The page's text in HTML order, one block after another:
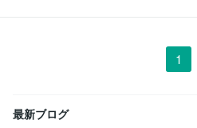
1
最新ブログ